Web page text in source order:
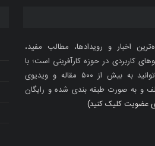
اخبار و رویدادها، مطالب مفید،
کاربردی در حوزه کارآفرینی است؛ با
عضویت در مدیراینفو می‌توانید به بیش از ۵۰۰ مقاله و ویدیوی
و به صورت طبقه بندی شده و رایگان
عضویت کلیک کنید)